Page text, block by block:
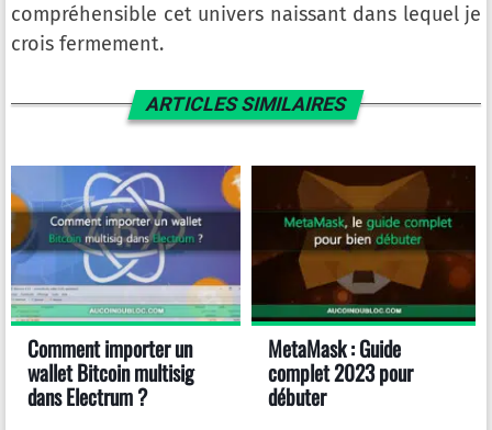
compréhensible cet univers naissant dans lequel je
crois fermement.
ARTICLES SIMILAIRES
Comment importer un
wallet Bitcoin multisig
dans Electrum ?
MetaMask : Guide
complet 2023 pour
débuter